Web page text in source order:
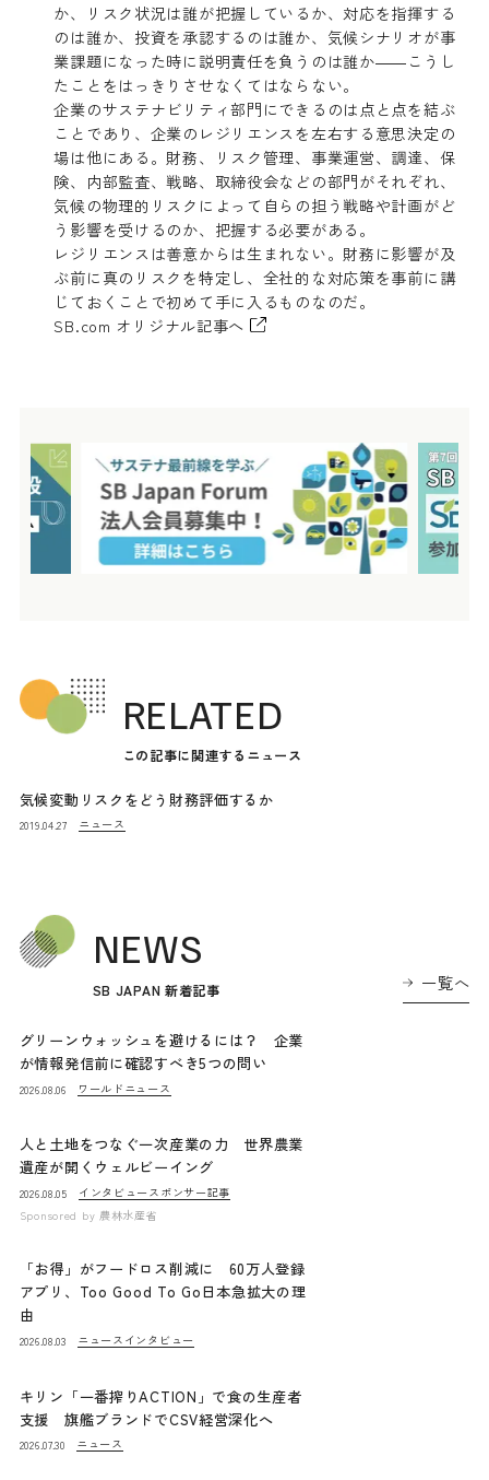
か、リスク状況は誰が把握しているか、対応を指揮する
のは誰か、投資を承認するのは誰か、気候シナリオが事
業課題になった時に説明責任を負うのは誰か――こうし
たことをはっきりさせなくてはならない。
企業のサステナビリティ部門にできるのは点と点を結ぶ
ことであり、企業のレジリエンスを左右する意思決定の
場は他にある。財務、リスク管理、事業運営、調達、保
険、内部監査、戦略、取締役会などの部門がそれぞれ、
気候の物理的リスクによって自らの担う戦略や計画がど
う影響を受けるのか、把握する必要がある。
レジリエンスは善意からは生まれない。財務に影響が及
ぶ前に真のリスクを特定し、全社的な対応策を事前に講
じておくことで初めて手に入るものなのだ。
SB.com オリジナル記事へ
RELATED
この記事に関連するニュース
気候変動リスクをどう財務評価するか
2019.04.27 ニュース
NEWS
SB JAPAN 新着記事 一覧へ
グリーンウォッシュを避けるには？ 企業
が情報発信前に確認すべき5つの問い
2026.08.06 ワールドニュース
人と土地をつなぐ一次産業の力 世界農業
遺産が開くウェルビーイング
2026.08.05 インタビュー スポンサー記事
Sponsored by 農林水産省
「お得」がフードロス削減に 60万人登録
アプリ、Too Good To Go日本急拡大の理
由
2026.08.03 ニュース インタビュー
キリン「一番搾りACTION」で食の生産者
支援 旗艦ブランドでCSV経営深化へ
2026.07.30 ニュース